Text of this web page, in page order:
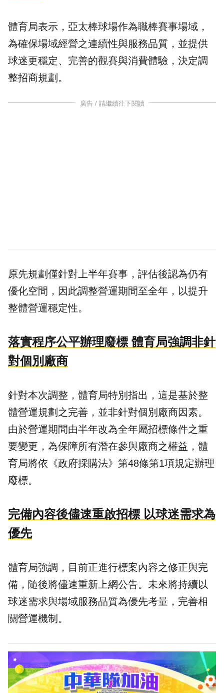
體育局表示， 亞太棒球場作為職棒賽事場域，
為確保場域經營之連續性與服務品質，並提供
球迷更穩定、完善的觀賽與消費體驗，決定調
整招商規劃。
廣告 / 請繼續往下閱讀
原先規劃僅針對上半年賽事，評估後認為仍有
優化空間，因此調整營運期間至全年，以提升
整體營運穩定性。
落實程序公平辦理廢標 體育局強調非針
對個別廠商
針對本次調整，體育局特別指出，這是基於整
體營運規劃之完善，並非針對個別廠商因素。
由於營運期間由半年改為全年屬招標條件之重
要變更，為保障所有潛在參與廠商之權益，體
育局將依《政府採購法》第48條第1項規定辦理
廢標。
完備內容後儘速重啟招標 以球迷需求為
優先
體育局強調，目前正進行標案內容之修正與完
備，隨後將儘速重新上網公告。未來將持續以
球迷需求與場域服務品質為優先考量，完善相
關營運機制。